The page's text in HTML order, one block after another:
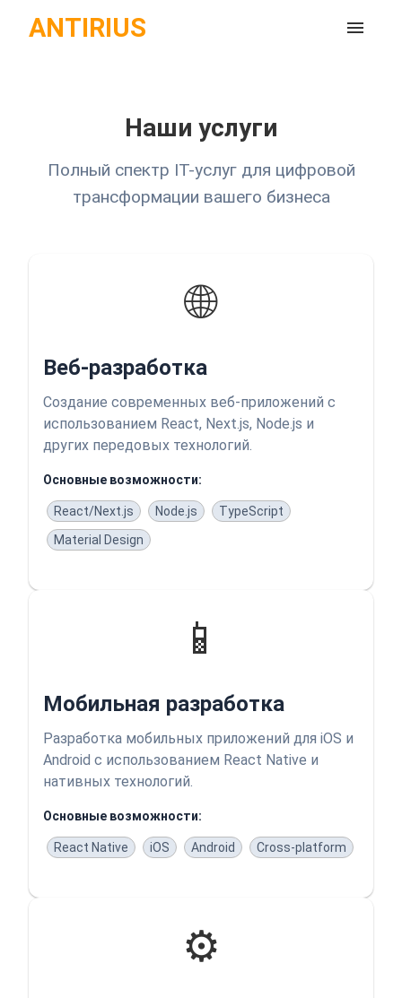
ANTIRIUS
Наши услуги
Полный спектр IT-услуг для цифровой
трансформации вашего бизнеса
🌐
Веб-разработка
Создание современных веб-приложений с
использованием React, Next.js, Node.js и
других передовых технологий.
Основные возможности:
React/Next.js Node.js
TypeScript
Material Design
📱
Мобильная разработка
Разработка мобильных приложений для iOS и
Android с использованием React Native и
нативных технологий.
Основные возможности:
React Native iOS Android Cross-platform
⚙️